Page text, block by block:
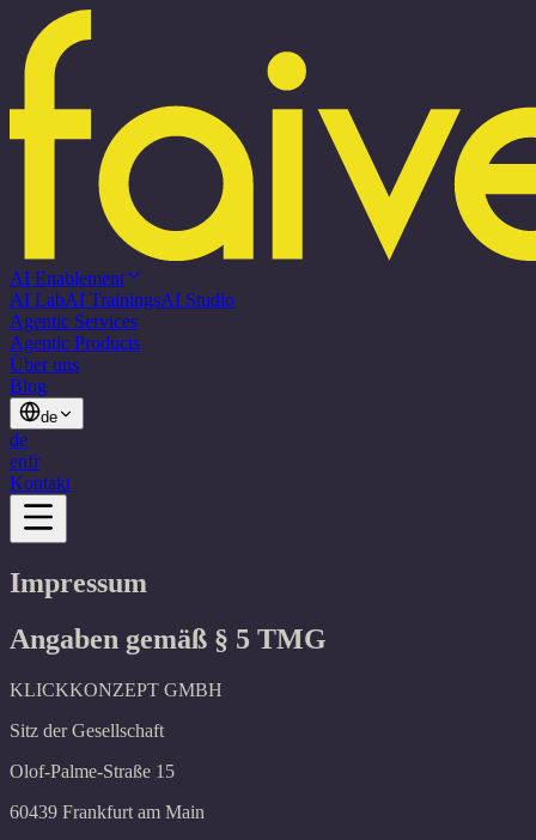
AI Enablement
AI LabAI TrainingsAI Studio
Agentic Services
Agentic Products
Über uns
Blog
de
de
enfr
Kontakt
Impressum
Angaben gemäß § 5 TMG
KLICKKONZEPT GMBH
Sitz der Gesellschaft
Olof-Palme-Straße 15
60439 Frankfurt am Main